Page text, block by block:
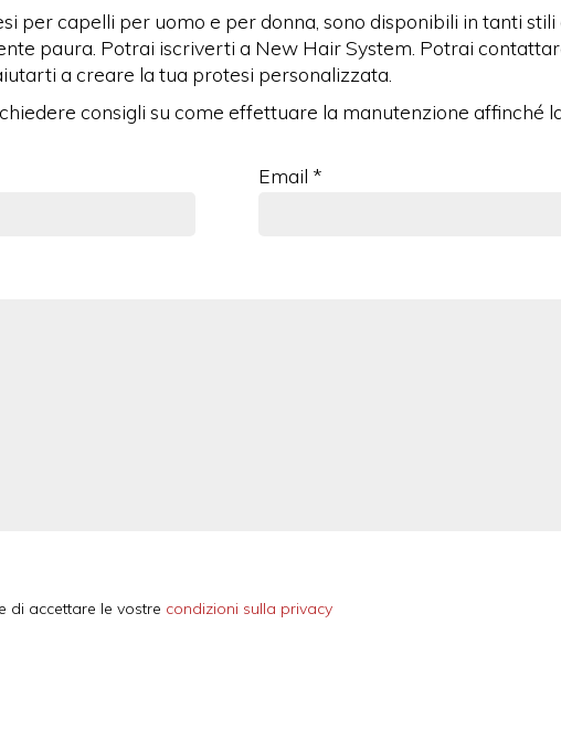
per capelli per uomo e per donna, sono disponibili in tanti
paura. Potrai iscriverti a New Hair System. Potrai
a creare la tua protesi personalizzata.
consigli su come effettuare la manutenzione affinché
Email *
di accettare le vostre condizioni sulla privacy